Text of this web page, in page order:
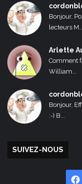
Bonjour,
lecteurs M...
Arlette
Comment
William...
Bonjour,
:-) B...
SUIVEZ-NOUS